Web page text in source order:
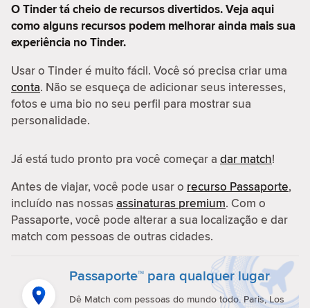
O Tinder tá cheio de recursos divertidos. Veja aqui
como alguns recursos podem melhorar ainda mais sua
experiência no Tinder.
Usar o Tinder é muito fácil. Você só precisa criar uma
conta. Não se esqueça de adicionar seus interesses,
fotos e uma bio no seu perfil para mostrar sua
personalidade.
Já está tudo pronto pra você começar a dar match!
Antes de viajar, você pode usar o recurso Passaporte,
incluído nas nossasassinaturas premium. Com o
Passaporte, você pode alterar a sua localização e dar
match com pessoas de outras cidades.
Passaporte™ para qualquer lugar
Dê Match com pessoas do mundo todo. Paris, Los